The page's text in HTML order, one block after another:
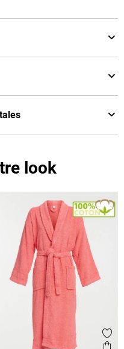
look
aux favoris
rapide